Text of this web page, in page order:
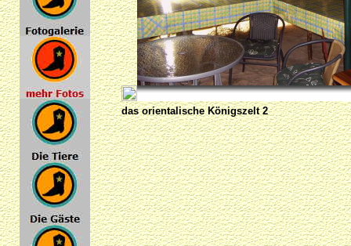
das orientalische Königszelt 2